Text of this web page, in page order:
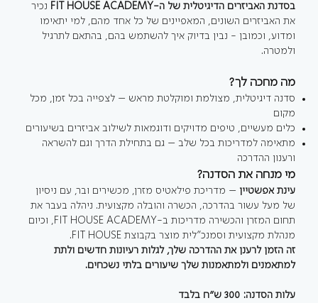
בסדנת האביזרים הדיגיטלית של ה-FIT HOUSE ACADEMY
נכיר
את האביזרים השונים, המאפיינים של כל אחד מהם, למי יתאימו
ומדוע, וכמובן - נבין בדיוק איך להשתמש בהם, בהתאם לתרגיל
ולמטרה.
מה מחכה לך?
סדנה דיגיטלית, מצולמת ומוקלטת מראש – לצפייה בכל זמן, מכל
מקום
כלים מעשיים, טיפים מדויקים ודוגמאות לשילוב אביזרים בשיעורים
מתאימה למדריכות בכל שלב – גם בתחילת הדרך וגם להשראה
ורענון ההדרכה
מי מנחה את הסדנה?
עינת אפשטיין – מדריכת פילאטיס מזרן, מכשירים ובר, עם ניסיון
של מעל עשור בהדרכה, הכשרה והובלה מקצועית. ניהלה בעבר את
תחום המזרן והכשירה מדריכות ב-FIT HOUSE ACADEMY, וכיום
מנהלת מקצועית וסמנכ"לית מוצר בקבוצת FIT HOUSE.
זה הזמן לרענן את ההדרכה שלך, לגלות רעיונות חדשים ולתת
למתאמנים ולמתאמנות שלך שיעורים בלתי נשכחים.
עלות הסדנה: 300 ש״ח בלבד